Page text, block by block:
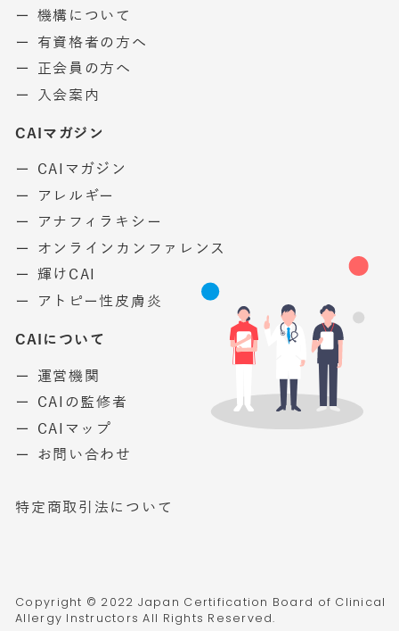
ー 機構について
ー 有資格者の方へ
ー 正会員の方へ
ー 入会案内
CAIマガジン
ー CAIマガジン
ー アレルギー
ー アナフィラキシー
ー オンラインカンファレンス
ー 輝けCAI
ー アトピー性皮膚炎
CAIについて
ー 運営機関
ー CAIの監修者
ー CAIマップ
ー お問い合わせ
特定商取引法について
Copyright © 2022 Japan Certification Board of Clinical
Allergy Instructors All Rights Reserved.